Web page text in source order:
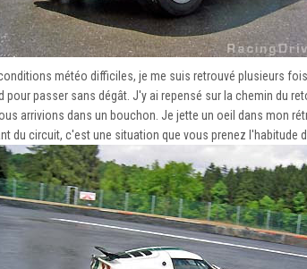
conditions météo difficiles, je me suis retrouvé plusieurs
passer sans dégât. J'y ai repensé sur la chemin du
arrivions dans un bouchon. Je jette un oeil dans mon
du circuit, c'est une situation que vous prenez l'habitude